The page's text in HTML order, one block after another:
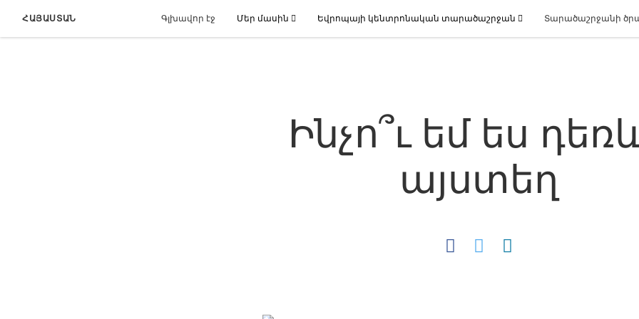
ՀԱՅԱՍՏԱՆ Գլխավոր էջ Մեր մասին Եվրոպայի կենտրոնական տարածաշրջան Տարածաշրջանի
Ինչո՞ւ եմ ես
այստեղ